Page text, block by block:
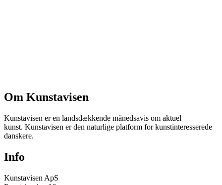
Om Kunstavisen
Kunstavisen er en landsdækkende månedsavis om aktuel
kunst. Kunstavisen er den naturlige platform for kunstinteresserede
danskere.
Info
Kunstavisen ApS